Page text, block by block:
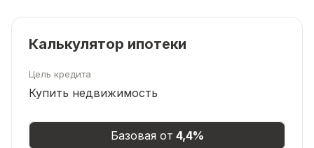
Калькулятор ипотеки
Цель кредита
Купить недвижимость
Базовая от 4,4%